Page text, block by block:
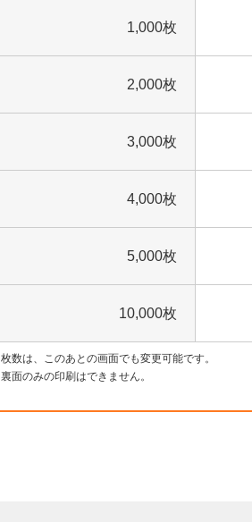
1,000枚
2,000枚
3,000枚
4,000枚
5,000枚
10,000枚
枚数は、このあとの画面でも変更可能です。
裏面のみの印刷はできません。